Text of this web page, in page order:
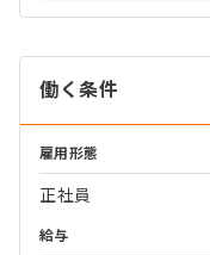
働く条件
雇用形態
正社員
給与